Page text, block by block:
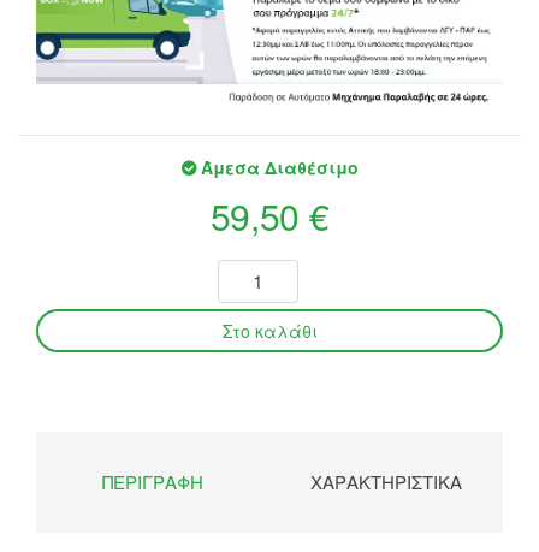
Άμεσα Διαθέσιμο
59,50 €
ΠΕΡΙΓΡΑΦΉ ΧΑΡΑΚΤΗΡΙΣΤΙΚΆ